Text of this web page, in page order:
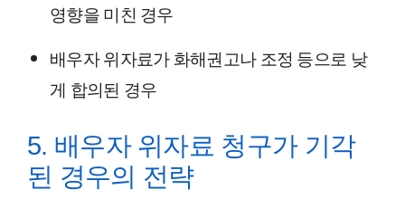
영향을 미친 경우
배우자 위자료가 화해권고나 조정 등으로 낮
게 합의된 경우
5. 배우자 위자료 청구가 기각
된 경우의 전략